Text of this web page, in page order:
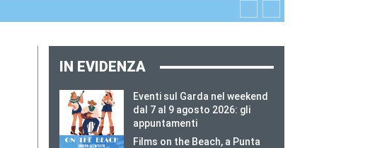
IN EVIDENZA
Eventi sul Garda nel weekend
dal 7 al 9 agosto 2026: gli
appuntamenti
Films on the Beach, a Punta